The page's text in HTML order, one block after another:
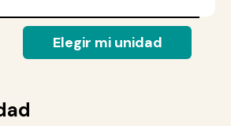
Elegir mi unidad